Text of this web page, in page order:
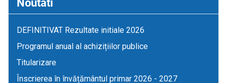
Noutati
DEFINITIVAT Rezultate initiale 2026
Programul anual al achizițiilor publice
Titularizare
Înscrierea în învățământul primar 2026 - 2027